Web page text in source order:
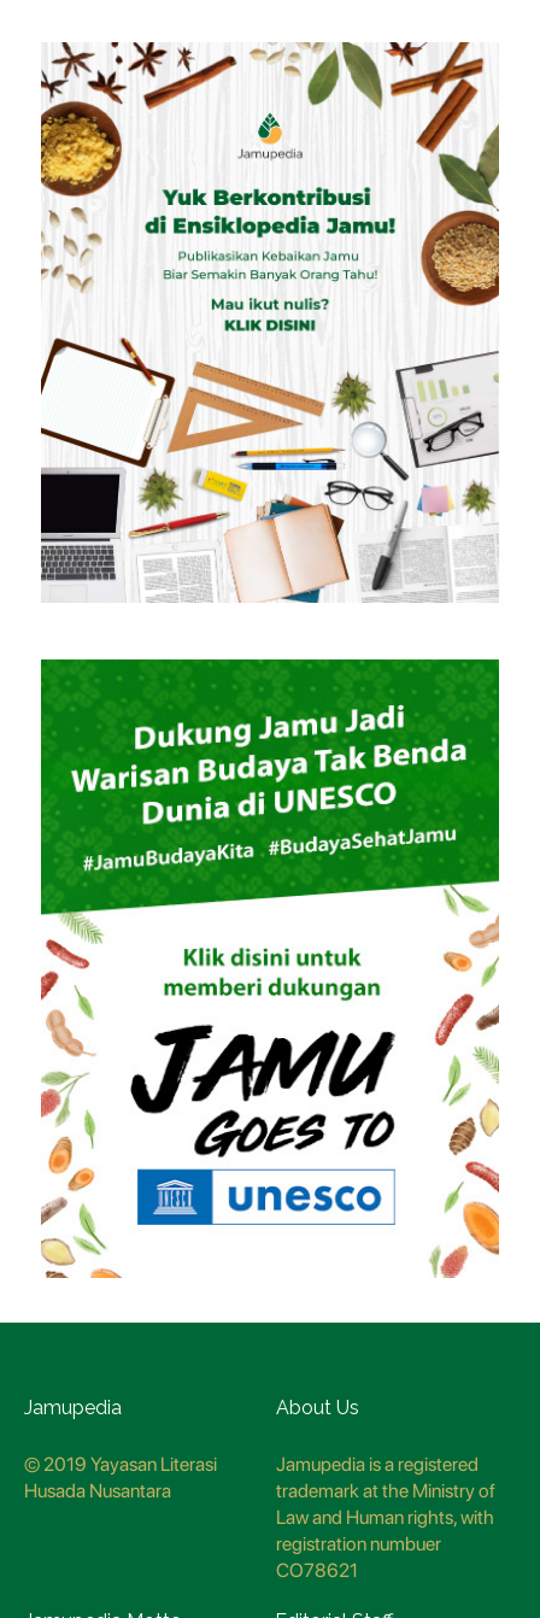
Jamupedia
© 2019 Yayasan Literasi
Husada Nusantara
About Us
Jamupedia is a registered
trademark at the Ministry of
Law and Human rights, with
registration numbuer
CO78621